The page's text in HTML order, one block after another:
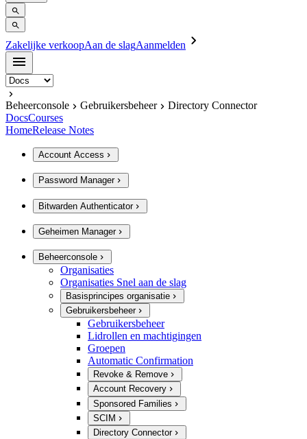
Zakelijke verkoopAan de slagAanmelden
Beheerconsole Gebruikersbeheer
Directory Connector
DocsCourses
HomeRelease Notes
Account Access
Password Manager
Bitwarden Authenticator
Geheimen Manager
Beheerconsole
Organisaties
Organisaties Snel aan de slag
Basisprincipes organisatie
Gebruikersbeheer
Gebruikersbeheer
Lidrollen en machtigingen
Groepen
Automatic Confirmation
Revoke & Remove
Account Recovery
Sponsored Families
SCIM
Directory Connector